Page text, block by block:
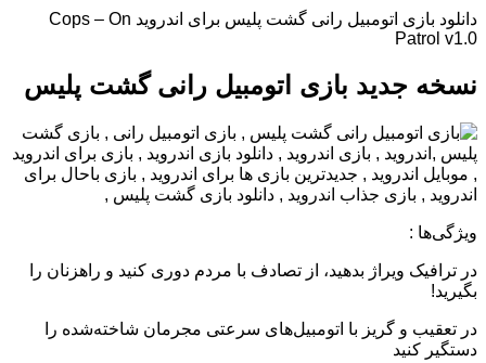
دانلود بازی اتومبیل رانی گشت پلیس برای اندروید Cops – On
Patrol v1.0
نسخه جدید بازی اتومبیل رانی گشت پلیس
ویژگی‌ها :
در ترافیک ویراژ بدهید، از تصادف با مردم دوری کنید و راهزنان را
بگیرید!
در تعقیب و گریز با اتومبیل‌های سرعتی مجرمان شاخته‌شده را
دستگیر کنید